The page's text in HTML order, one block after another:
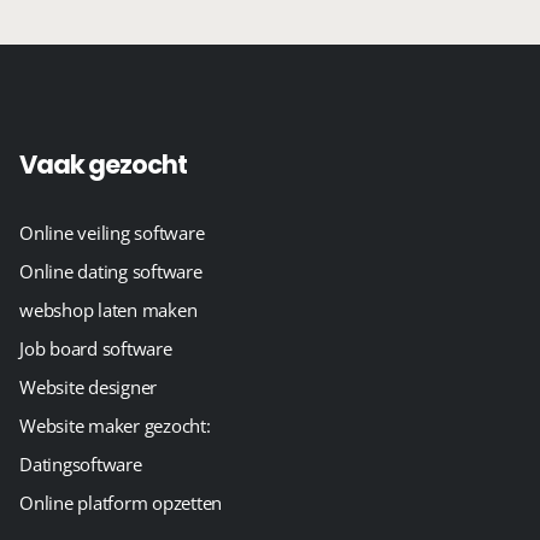
Vaak gezocht
Online veiling software
Online dating software
webshop laten maken
Job board software
Website designer
Website maker gezocht:
Datingsoftware
Online platform opzetten